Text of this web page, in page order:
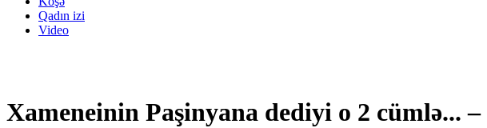
Qadın izi
Video
Xameneinin Paşinyana dediyi o 2 cümlə... –